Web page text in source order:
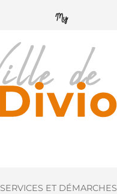
SERVICES ET DÉMARCHES